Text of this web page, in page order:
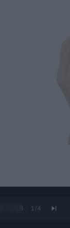
/ 3:16 1 /4